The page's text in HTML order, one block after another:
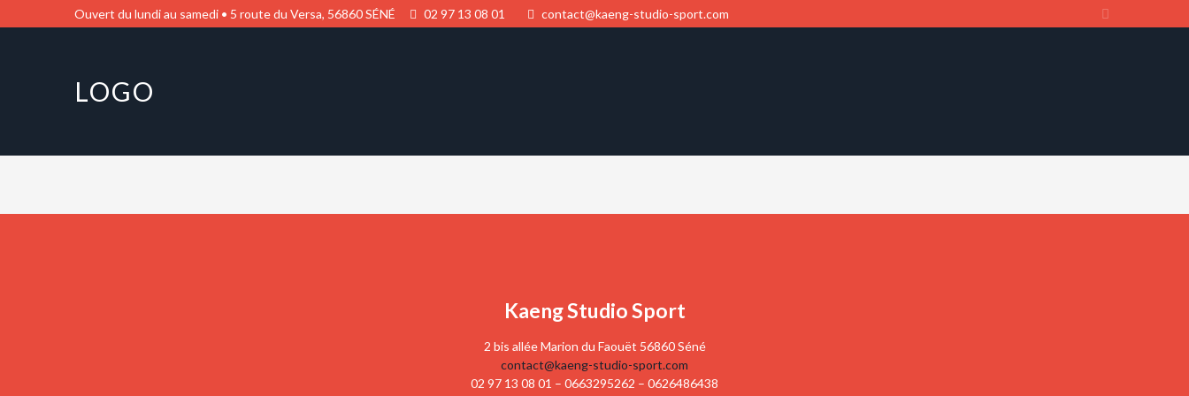
Ouvert du lundi au samedi • 5 route du Versa, 56860 SÉNÉ 02 97 13 08 01 contact@kaeng-studio-sport.com
LOGO
Kaeng Studio Sport
2 bis allée Marion du Faouët 56860 Séné
contact@kaeng-studio-sport.com
02 97 13 08 01 – 0663295262 – 0626486438